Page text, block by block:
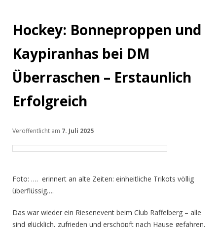
Hockey: Bonneproppen und
Kaypiranhas bei DM
Überraschen – Erstaunlich
Erfolgreich
Veröffentlicht am 7. Juli 2025
Foto: …. erinnert an alte Zeiten: einheitliche Trikots völlig
überflüssig….
Das war wieder ein Riesenevent beim Club Raffelberg – alle
sind glücklich, zufrieden und erschöpft nach Hause gefahren.